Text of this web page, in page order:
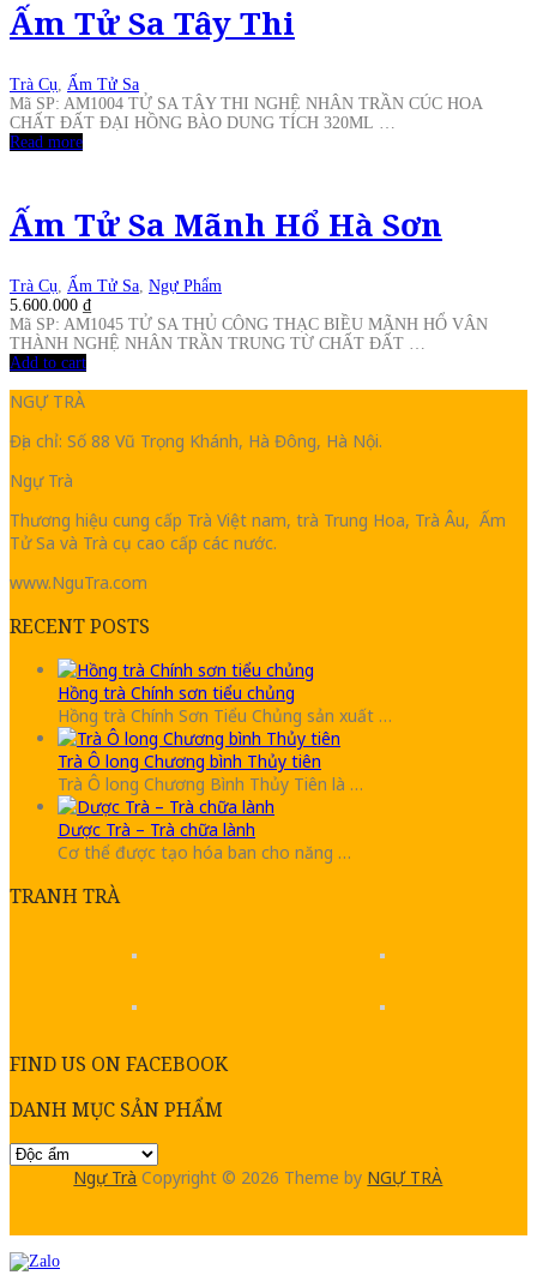
Ấm Tử Sa Tây Thi
Trà Cụ, Ấm Tử Sa
Mã SP: AM1004 TỬ SA TÂY THI NGHỆ NHÂN TRẦN CÚC HOA
CHẤT ĐẤT ĐẠI HỒNG BÀO DUNG TÍCH 320ML …
Read more
Ấm Tử Sa Mãnh Hổ Hà Sơn
Trà Cụ, Ấm Tử Sa, Ngự Phẩm
5.600.000 ₫
Mã SP: AM1045 TỬ SA THỦ CÔNG THẠC BIỀU MÃNH HỔ VÂN
THÀNH NGHỆ NHÂN TRẦN TRUNG TỪ CHẤT ĐẤT …
Add to cart
NGỰ TRÀ
Địa chỉ: Số 88 Vũ Trọng Khánh, Hà Đông, Hà Nội.
Ngự Trà
Thương hiệu cung cấp Trà Việt nam, trà Trung Hoa, Trà Âu, Ấm
Tử Sa và Trà cụ cao cấp các nước.
www.NguTra.com
RECENT POSTS
Hồng trà Chính sơn tiểu chủng
Hồng trà Chính Sơn Tiểu Chủng sản xuất …
Trà Ô long Chương bình Thủy tiên
Trà Ô long Chương Bình Thủy Tiên là …
Dược Trà – Trà chữa lành
Cơ thể được tạo hóa ban cho năng …
TRANH TRÀ
FIND US ON FACEBOOK
DANH MỤC SẢN PHẨM
Ngự Trà Copyright © 2026 Theme by NGỰ TRÀ